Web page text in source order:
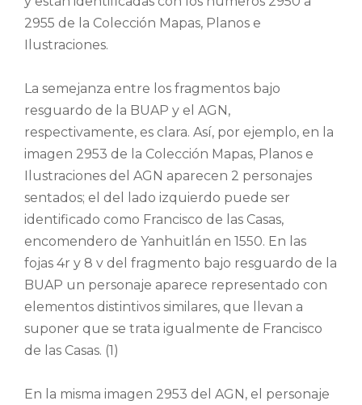
2955 de la Colección Mapas, Planos e
Ilustraciones.
La semejanza entre los fragmentos bajo
resguardo de la BUAP y el AGN,
respectivamente, es clara. Así, por ejemplo, en la
imagen 2953 de la Colección Mapas, Planos e
Ilustraciones del AGN aparecen 2 personajes
sentados; el del lado izquierdo puede ser
identificado como Francisco de las Casas,
encomendero de Yanhuitlán en 1550. En las
fojas 4r y 8 v del fragmento bajo resguardo de la
BUAP un personaje aparece representado con
elementos distintivos similares, que llevan a
suponer que se trata igualmente de Francisco
de las Casas. (1)
En la misma imagen 2953 del AGN, el personaje